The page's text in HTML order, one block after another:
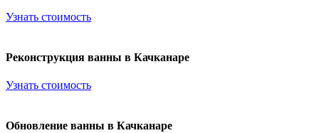
Узнать стоимость
Реконструкция ванны в Качканаре
Узнать стоимость
Обновление ванны в Качканаре